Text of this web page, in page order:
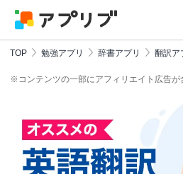
TOP 勉強アプリ 辞書アプリ 翻訳ア
※コンテンツの一部にアフィリエイト広告が